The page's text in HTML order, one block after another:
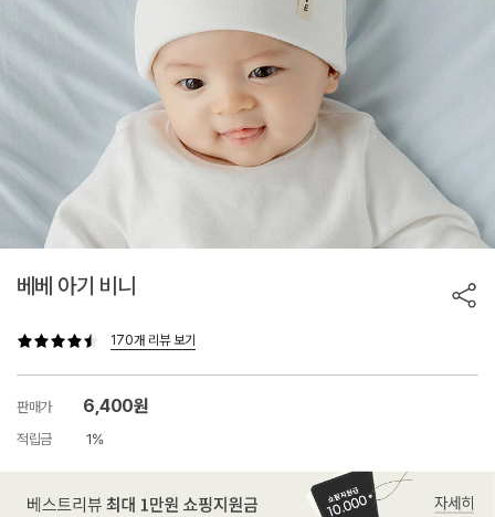
베베 아기 비니
170개 리뷰 보기
판매가 6,400원
적립금 1%